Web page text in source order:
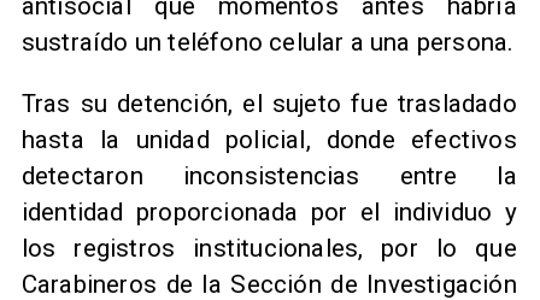
antisocial que momentos antes habría
sustraído un teléfono celular a una persona.
Tras su detención, el sujeto fue trasladado
hasta la unidad policial, donde efectivos
detectaron inconsistencias entre la
identidad proporcionada por el individuo y
los registros institucionales, por lo que
Carabineros de la Sección de Investigación